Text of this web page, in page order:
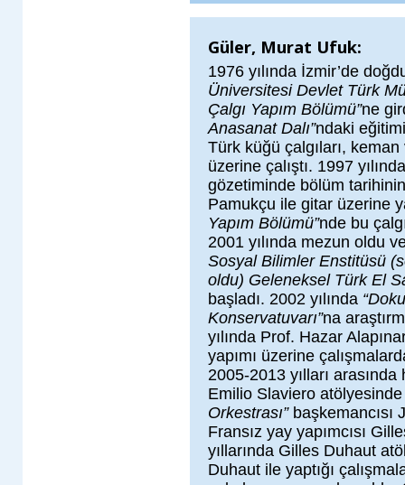
Güler, Murat Ufuk:
1976 yılında İzmir’de
Üniversitesi Devlet Türk
Çalgı Yapım Bölümü”ne
Anasanat Dalı”ndaki
Türk küğü çalgıları, keman
üzerine çalıştı. 1997
gözetiminde bölüm tarihinin
Pamukçu ile gitar üzerine
Yapım Bölümü”nde bu
2001 yılında mezun oldu
Sosyal Bilimler Enstitüsü
oldu) Geleneksel Türk El
başladı. 2002 yılında
Konservatuvarı”na
yılında Prof. Hazar
yapımı üzerine
2005-2013 yılları
Emilio Slaviero atölyesinde
Orkestrası”başkemancısı
Fransız yay yapımcısı
yıllarında Gilles Duhaut
Duhaut ile yaptığı